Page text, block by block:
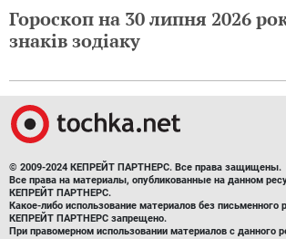
Гороскоп на 30 липня 2026
знаків зодіаку
© 2009-2024 КЕПРЕЙТ ПАРТНЕРС. Все права защищены.
Все права на материалы, опубликованные на данном
КЕПРЕЙТ ПАРТНЕРС.
Какое-либо использование материалов без письменного
КЕПРЕЙТ ПАРТНЕРС запрещено.
При правомерном использовании материалов с данного